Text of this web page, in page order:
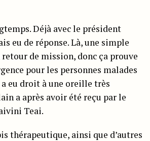
Déjà avec le président
eu de réponse. Là, une simple
de mission, donc ça prouve
pour les personnes malades
eu droit à une oreille très
a après avoir été reçu par le
Teai.
thérapeutique, ainsi que d’autres